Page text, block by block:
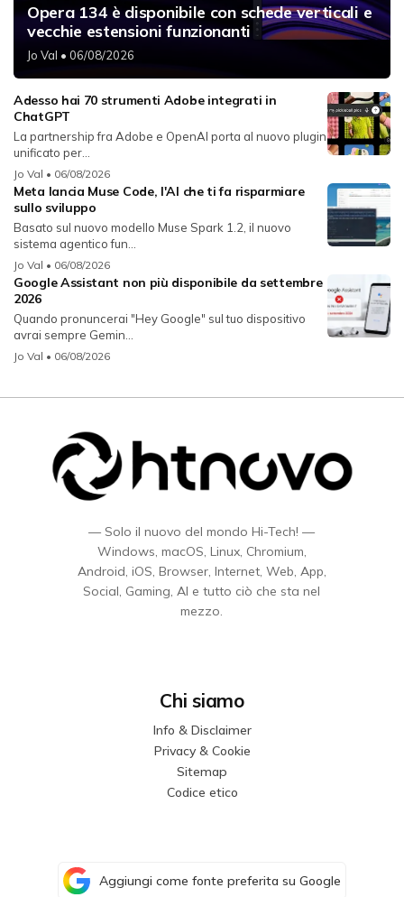
Opera 134 è disponibile con schede verticali e
vecchie estensioni funzionanti
Jo Val • 06/08/2026
Adesso hai 70 strumenti Adobe integrati in
ChatGPT
La partnership fra Adobe e OpenAI porta al nuovo plugin
unificato per...
Jo Val • 06/08/2026
Meta lancia Muse Code, l'AI che ti fa risparmiare
sullo sviluppo
Basato sul nuovo modello Muse Spark 1.2, il nuovo
sistema agentico fun...
Jo Val • 06/08/2026
Google Assistant non più disponibile da settembre
2026
Quando pronuncerai "Hey Google" sul tuo dispositivo
avrai sempre Gemin...
Jo Val • 06/08/2026
— Solo il nuovo del mondo Hi-Tech! —
Windows, macOS, Linux, Chromium,
Android, iOS, Browser, Internet, Web, App,
Social, Gaming, AI e tutto ciò che sta nel
mezzo.
Chi siamo
Info & Disclaimer
Privacy & Cookie
Sitemap
Codice etico
Aggiungi come fonte preferita su Google